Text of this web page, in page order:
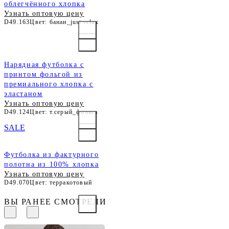
облегчённого хлопка
Узнать оптовую цену
D49.163Цвет: банан_just relax
Нарядная футболка с
принтом фольгой из
премиального хлопка с
эластаном
Узнать оптовую цену
D49.124Цвет: т.серый_фольга
Футболка из фактурного
полотна из 100% хлопка
Узнать оптовую цену
D49.070Цвет: терракотовый
SALE
ВЫ РАНЕЕ СМОТРЕЛИ